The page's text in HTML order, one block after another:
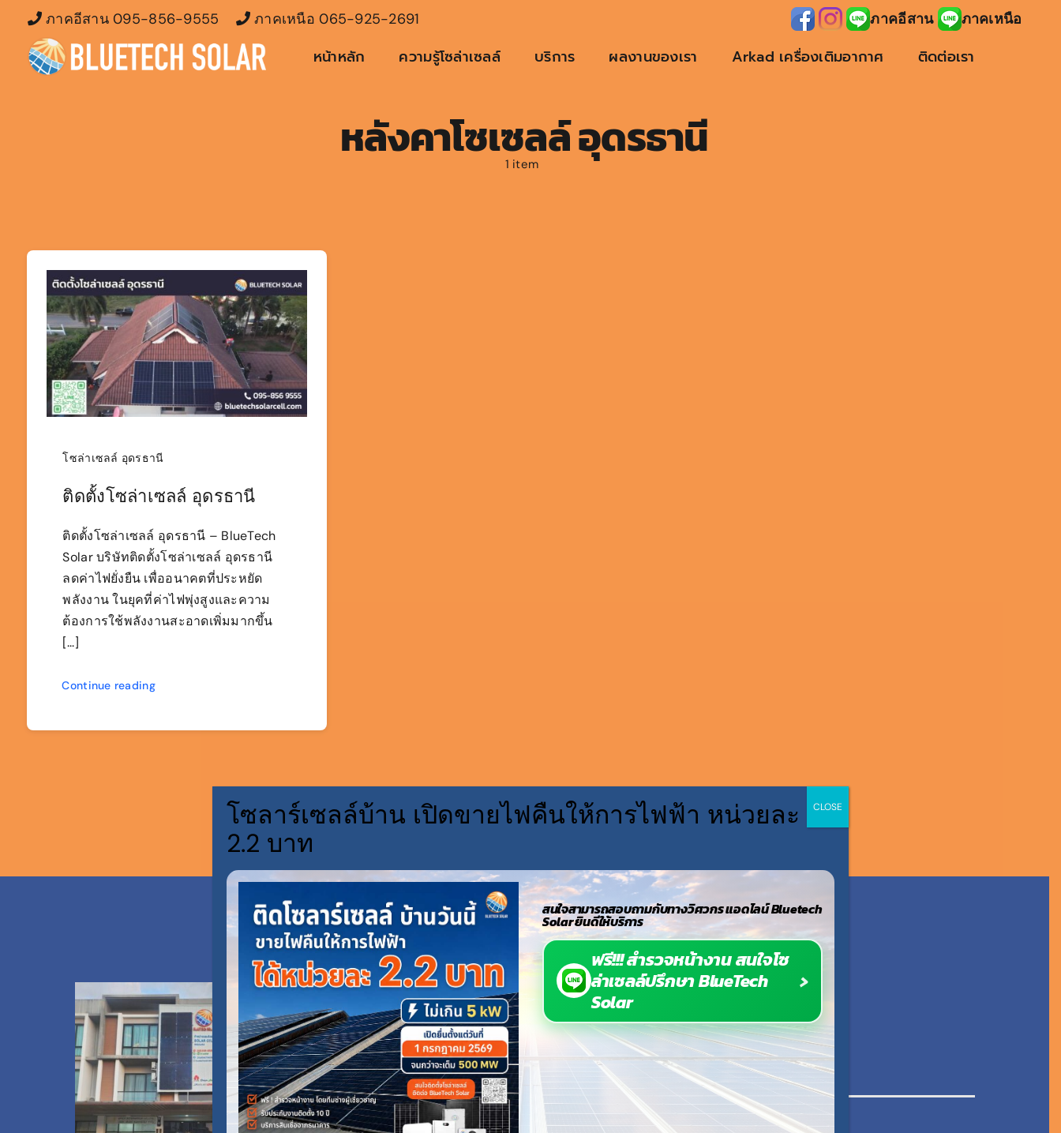
content
ภาคอีสาน095-856-9555 ภาคเหนือ065-925-2691 ภาคอีสาน ภาคเหนือ
หน้าหลัก ความรู้โซล่าเซลล์ บริการ ผลงานของเรา Arkad เครื่องเติมอากาศ ติดต่อเรา
หลังคาโซเซลล์ อุดรธานี
1 item
โซล่าเซลล์ อุดรธานี
ติดตั้งโซล่าเซลล์ อุดรธานี
ติดตั้งโซล่าเซลล์ อุดรธานี – BlueTech
Solar บริษัทติดตั้งโซล่าเซลล์ อุดรธานี
ลดค่าไฟยั่งยืน เพื่ออนาคตที่ประหยัด
พลังงาน ในยุคที่ค่าไฟพุ่งสูงและความ
ต้องการใช้พลังงานสะอาดเพิ่มมากขึ้น
[...]
Continue reading
CONTACT US
สำนักงานภาคอีสาน
เลขที่ 555/74 หมู่ที่ 13
สำนักงานภาคเหนือ
เลขที่ 91 หมู๋ 6
โซลาร์เซลล์บ้าน เปิดขายไฟคืนให้การไฟฟ้า หน่วยละ
2.2 บาท
สนใจสามารถสอบถามกับทางวิศวกร แอดไลน์ Bluetech
Solar ยินดีให้บริการ
ฟรี!!! สำรวจหน้างาน สนใจโซ
ล่าเซลล์ปรึกษา BlueTech
Solar
CLOSE